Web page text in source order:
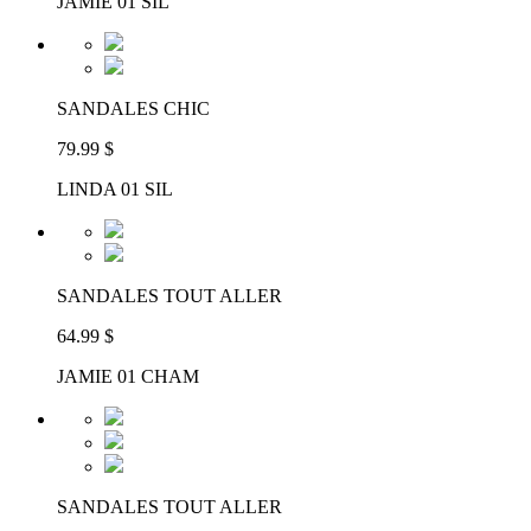
SANDALES CHIC
79.99 $
LINDA 01 SIL
SANDALES TOUT ALLER
64.99 $
JAMIE 01 CHAM
SANDALES TOUT ALLER